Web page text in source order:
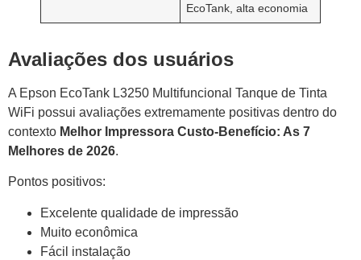
EcoTank, alta economia
Avaliações dos usuários
A Epson EcoTank L3250 Multifuncional Tanque de Tinta
WiFi possui avaliações extremamente positivas dentro do
contexto Melhor Impressora Custo-Benefício: As 7
Melhores de 2026.
Pontos positivos:
Excelente qualidade de impressão
Muito econômica
Fácil instalação